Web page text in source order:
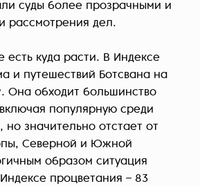
суды более прозрачными и
рассмотрения дел.
есть куда расти. В Индексе
и путешествий Ботсвана на
Она обходит большинство
популярную среди
но значительно отстает от
Северной и Южной
образом ситуация
процветания – 83